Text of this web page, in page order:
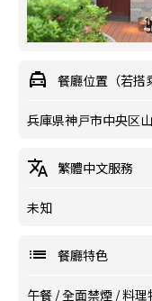
餐廳位置（若搭
兵庫県神戸市中央区
繁體中文服務
未知
餐廳特色
午餐 /全面禁煙 /料理